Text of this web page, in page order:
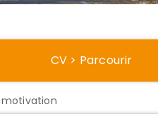
CV > Parcourir